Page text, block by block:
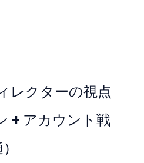
レクターの視点
+ アカウント戦